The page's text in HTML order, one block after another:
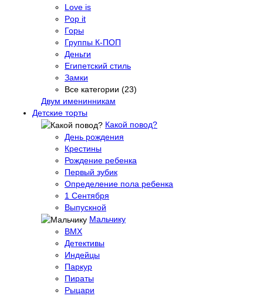
Love is
Pop it
Горы
Группы К-ПОП
Деньги
Египетский стиль
Замки
Все категории (23)
Двум именинникам
Детские торты
Какой повод?
День рождения
Крестины
Рождение ребенка
Первый зубик
Определение пола ребенка
1 Сентября
Выпускной
Мальчику
BMX
Детективы
Индейцы
Паркур
Пираты
Рыцари